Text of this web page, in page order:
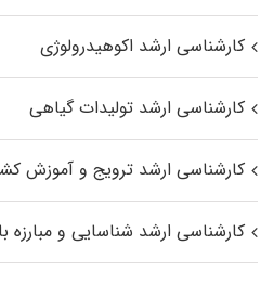
کارشناسی ارشد اکوهیدرولوژی
کارشناسی ارشد تولیدات گیاهی
کارشناسی ارشد ترویج و آموزش
کارشناسی ارشد شناسایی و مبارزه